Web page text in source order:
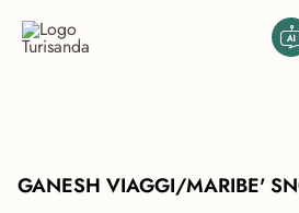
GANESH VIAGGI/MARIBE'